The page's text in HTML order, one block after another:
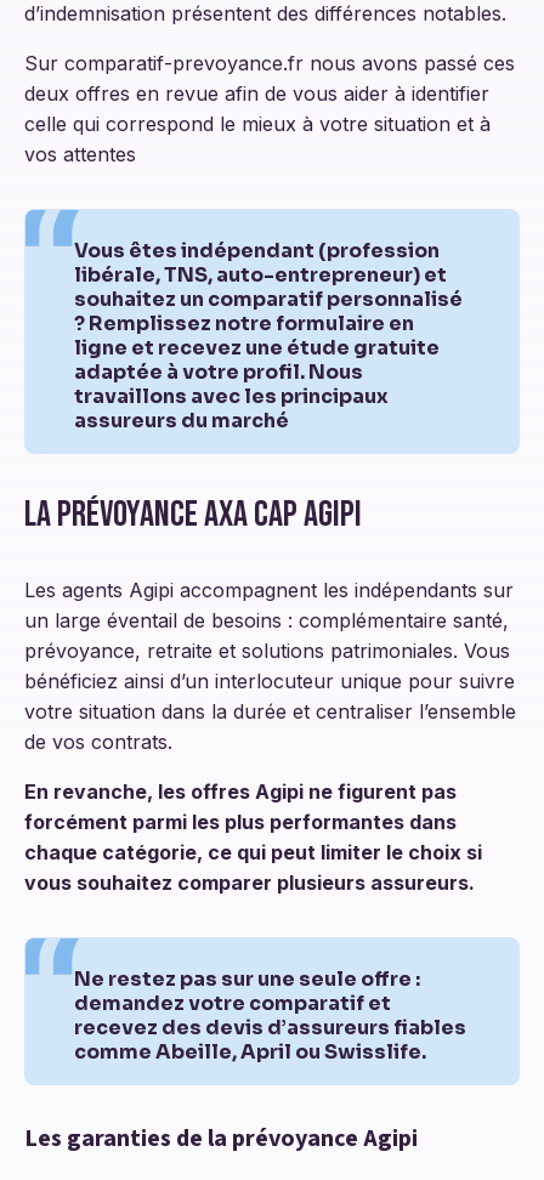
d’indemnisation présentent des différences notables.
Sur comparatif-prevoyance.fr nous avons passé ces
deux offres en revue afin de vous aider à identifier
celle qui correspond le mieux à votre situation et à
vos attentes
Vous êtes indépendant (profession
libérale, TNS, auto-entrepreneur) et
souhaitez un comparatif personnalisé
? Remplissez notre formulaire en
ligne et recevez une étude gratuite
adaptée à votre profil. Nous
travaillons avec les principaux
assureurs du marché
La prévoyance Axa Cap Agipi
Les agents Agipi accompagnent les indépendants sur
un large éventail de besoins : complémentaire santé,
prévoyance, retraite et solutions patrimoniales. Vous
bénéficiez ainsi d’un interlocuteur unique pour suivre
votre situation dans la durée et centraliser l’ensemble
de vos contrats.
En revanche, les offres Agipi ne figurent pas
forcément parmi les plus performantes dans
chaque catégorie, ce qui peut limiter le choix si
vous souhaitez comparer plusieurs assureurs.
Ne restez pas sur une seule offre :
demandez votre comparatif et
recevez des devis d’assureurs fiables
comme Abeille, April ou Swisslife.
Les garanties de la prévoyance Agipi